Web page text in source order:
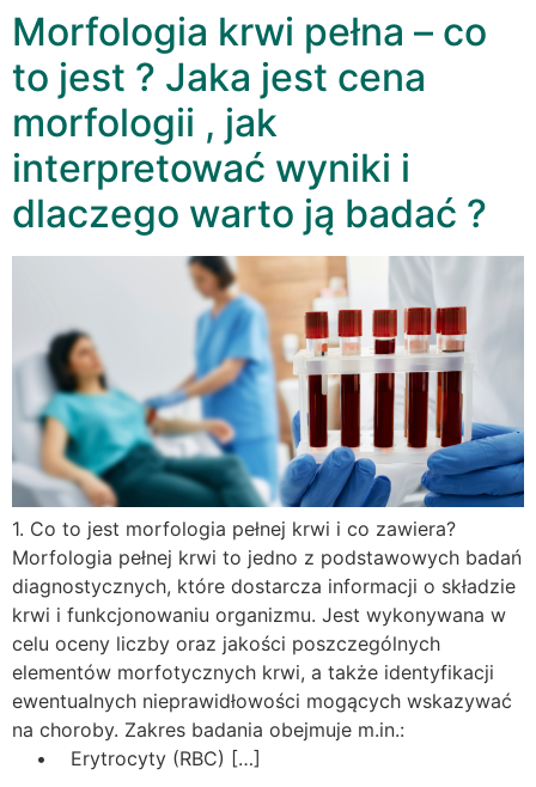
Morfologia krwi pełna – co
to jest ? Jaka jest cena
morfologii , jak
interpretować wyniki i
dlaczego warto ją badać ?
1. Co to jest morfologia pełnej krwi i co zawiera?
Morfologia pełnej krwi to jedno z podstawowych badań
diagnostycznych, które dostarcza informacji o składzie
krwi i funkcjonowaniu organizmu. Jest wykonywana w
celu oceny liczby oraz jakości poszczególnych
elementów morfotycznych krwi, a także identyfikacji
ewentualnych nieprawidłowości mogących wskazywać
na choroby. Zakres badania obejmuje m.in.:
• Erytrocyty (RBC) […]